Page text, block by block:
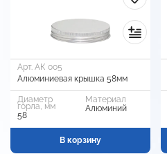
Арт. АК 005
Алюминиевая крышка 58мм
Диаметр
горла, мм
58
Материал
Алюминий
В корзину